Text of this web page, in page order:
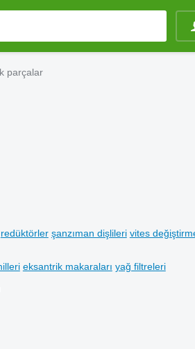
parçalar
redüktörler şanzıman dişlileri vites
eksantrik makaraları yağ filtreleri